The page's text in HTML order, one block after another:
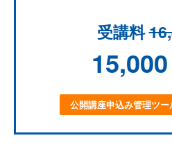
受講料
15,000
公開講座申込み管理ツ